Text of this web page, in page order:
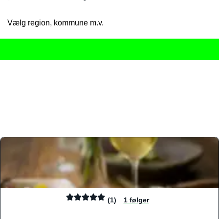
Vælg region, kommune m.v.
(1) 1 følger